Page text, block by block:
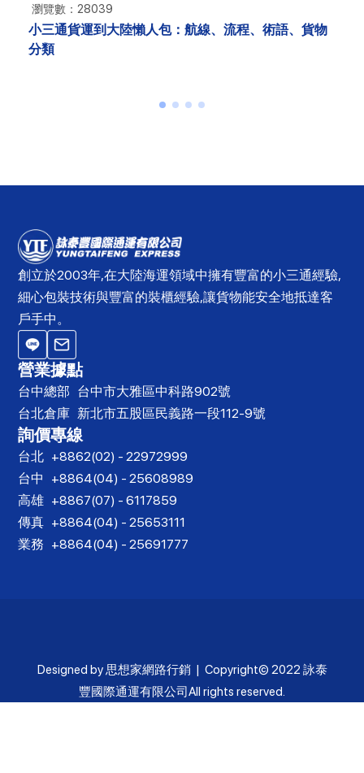
瀏覽數：28039
小三通貨運到大陸懶人包：航線、流程、術語、貨物
分類
創立於2003年,在大陸海運領域中擁有豐富的小三通經驗,
細心包裝技術與豐富的裝櫃經驗,讓貨物能安全地抵達客
戶手中。
營業據點
台中總部 台中市大雅區中科路902號
台北倉庫 新北市五股區民義路一段112-9號
詢價專線
台北 +8862(02) - 22972999
台中 +8864(04) - 25608989
高雄 +8867(07) - 6117859
傳真 +8864(04) - 25653111
業務 +8864(04) - 25691777
Designed by思想家網路行銷| Copyright© 2022 詠泰
豐國際通運有限公司All rights reserved.